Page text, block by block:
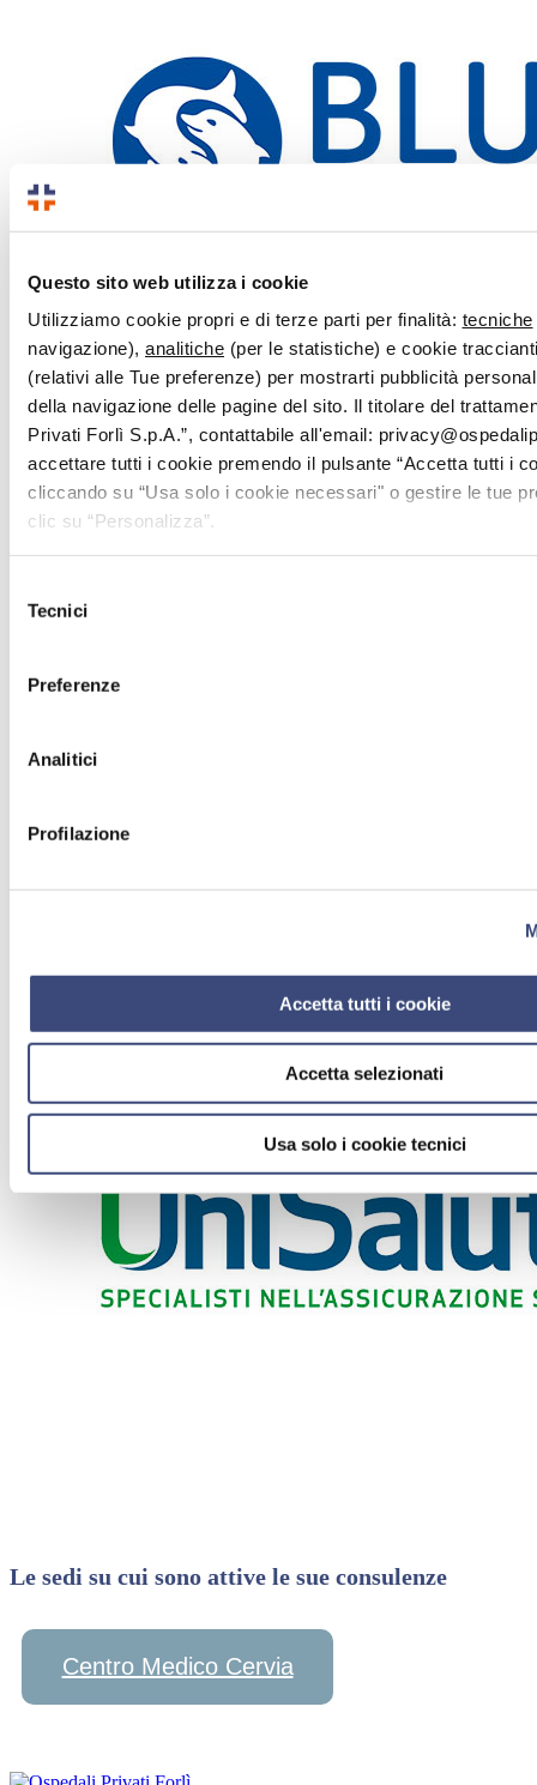
Questo sito web utilizza i cookie
Utilizziamo cookie propri e di terze parti per finalità: tecniche
navigazione), analitiche (per le statistiche) e cookie
(relativi alle Tue preferenze) per mostrarti pubblicità
della navigazione delle pagine del sito. Il titolare del
Privati Forlì S.p.A.”, contattabile all'email:
accettare tutti i cookie premendo il pulsante “Accetta tutti i
cliccando su “Usa solo i cookie necessari" o gestire le tue
clic su “Personalizza”.
delTecnici
Preferenze
Analitici
Profilazione
Accetta tutti i cookie
Accetta selezionati
Usa solo i cookie tecnici
Le sedi su cui sono attive le sue consulenze
Centro Medico Cervia